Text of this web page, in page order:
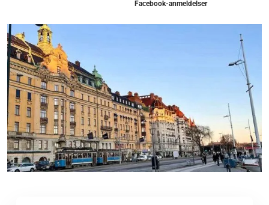
Facebook-anmeldelser